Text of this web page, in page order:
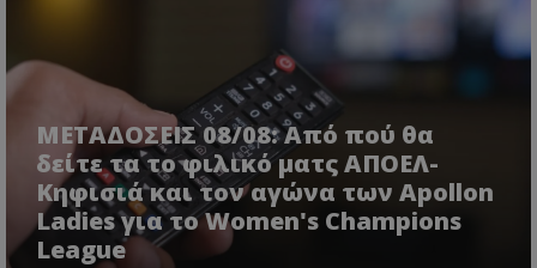
ΜΕΤΑΔΟΣΕΙΣ 08/08: Από πού θα
δείτε τα το φιλικό ματς ΑΠΟΕΛ-
Κηφισιά και τον αγώνα των Apollon
Ladies για το Women's Champions
League